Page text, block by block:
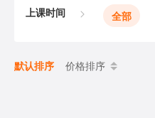
上课时间 全部
默认排序 价格排序